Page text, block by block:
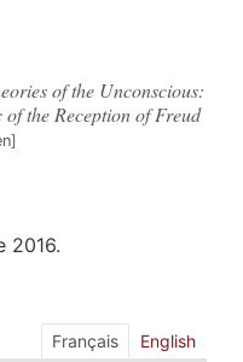
of the Unconscious:
the Reception of Freud
2016.
Français English